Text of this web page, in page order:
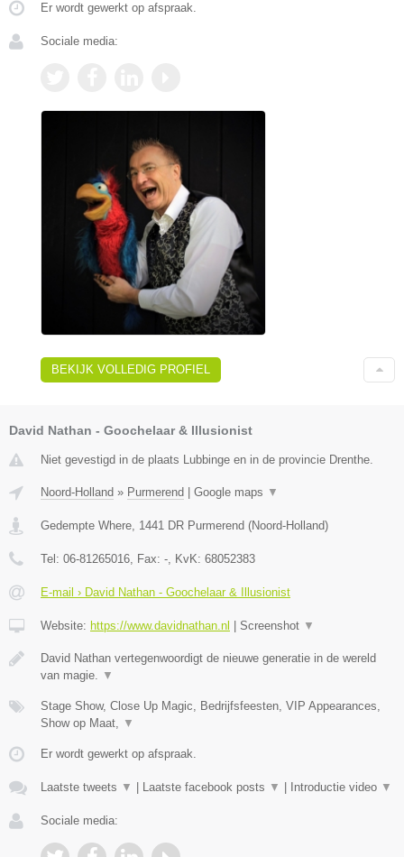
Er wordt gewerkt op afspraak.
Sociale media:
BEKIJK VOLLEDIG PROFIEL
David Nathan - Goochelaar & Illusionist
Niet gevestigd in de plaats Lubbinge en in de provincie Drenthe.
Noord-Holland » Purmerend Google maps ▼
Gedempte Where, 1441 DR Purmerend (Noord-Holland)
Tel: 06-81265016, Fax: -, KvK: 68052383
E-mail › David Nathan - Goochelaar & Illusionist
Website: https://www.davidnathan.nl Screenshot ▼
David Nathan vertegenwoordigt de nieuwe generatie in de wereld
van magie. ▼
Stage Show, Close Up Magic, Bedrijfsfeesten, VIP Appearances,
Show op Maat, ▼
Er wordt gewerkt op afspraak.
Laatste tweets ▼ Laatste facebook posts ▼ Introductie video ▼
Sociale media: